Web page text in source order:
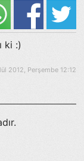
ki :)
2012, Perşembe 12:12